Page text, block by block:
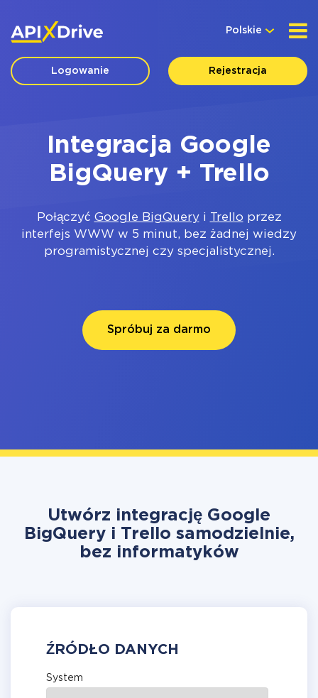
Polskie
Logowanie Rejestracja
Integracja Google
BigQuery + Trello
Połączyć Google BigQueryi Trello przez
interfejs WWW w 5 minut, bez żadnej wiedzy
programistycznej czy specjalistycznej.
Spróbuj za darmo
Utwórz integrację Google
BigQuery i Trello samodzielnie,
bez informatyków
ŹRÓDŁO DANYCH
System